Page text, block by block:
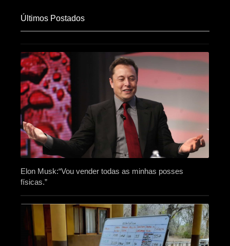
Últimos Postados
Elon Musk:“Vou vender todas as minhas posses
físicas.”